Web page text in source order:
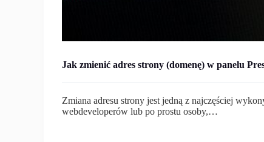
Jak zmienić adres strony (domenę) w panelu
Zmiana adresu strony jest jedną z najczęściej
webdeveloperów lub po prostu osoby,…